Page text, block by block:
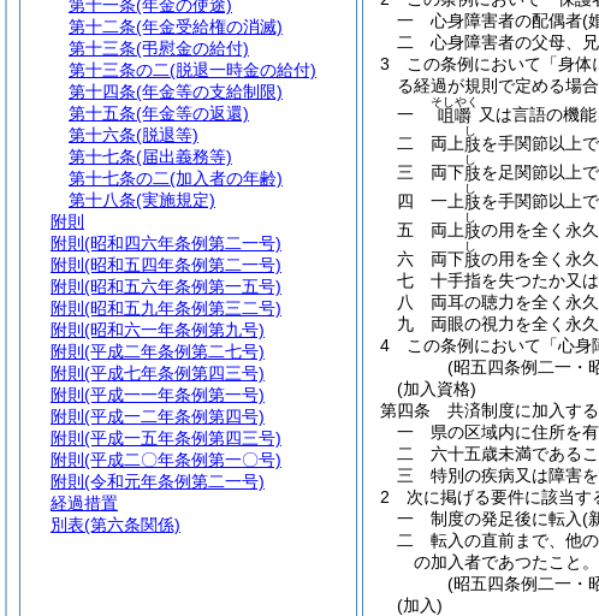
一
心身障害者の配偶者(
二
心身障害者の父母、
3
この条例において「身体
る経過が規則で定める場
一
咀嚼
そしやく
又は言語の機
二
両上肢
し
を手関節以上
三
両下肢
し
を足関節以上
四
一上肢
し
を手関節以上
五
両上肢
し
の用を全く永
六
両下肢
し
の用を全く永
七
十手指を失つたか又
八
両耳の聴力を全く永
九
両眼の視力を全く永
4
この条例において「心身
(昭五四条例二一・
(加入資格)
第四条
共済制度に加入す
一
県の区域内に住所を有
二
六十五歳未満であるこ
三
特別の疾病又は障害
2
次に掲げる要件に該当す
一
制度の発足後に転入(
二
転入の直前まで、他
の加入者であつたこと。
(昭五四条例二一・
(加入)
第十一条(年金の使途)
第十二条(年金受給権の消滅)
第十三条(弔慰金の給付)
第十三条の二(脱退一時金の給付)
第十四条(年金等の支給制限)
第十五条(年金等の返還)
第十六条(脱退等)
第十七条(届出義務等)
第十七条の二(加入者の年齢)
第十八条(実施規定)
附則
附則 (昭和四六年条例第二一号)
附則 (昭和五四年条例第二一号)
附則 (昭和五六年条例第一五号)
附則 (昭和五九年条例第三二号)
附則 (昭和六一年条例第九号)
附則 (平成二年条例第二七号)
附則 (平成七年条例第四三号)
附則 (平成一一年条例第一号)
附則 (平成一二年条例第四号)
附則 (平成一五年条例第四三号)
附則 (平成二〇年条例第一〇号)
附則 (令和元年条例第二一号)
経過措置
別表(第六条関係)